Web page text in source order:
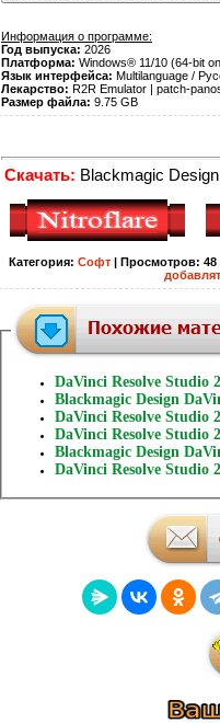
Информация о программе:
Год выпуска: 2026
Платформа: Windows® 11/10 (64-bit
Язык интерфейса: Multilanguage /
Лекарство: R2R Emulator | patch-
Размер файла: 9.75 GB
Скачать: Blackmagic
Категория: Софт| Просмотров: 48
DaVinci Resolve Studio
Blackmagic Design
DaVinci Resolve Studio
DaVinci Resolve Studio
Blackmagic Design
DaVinci Resolve Studio